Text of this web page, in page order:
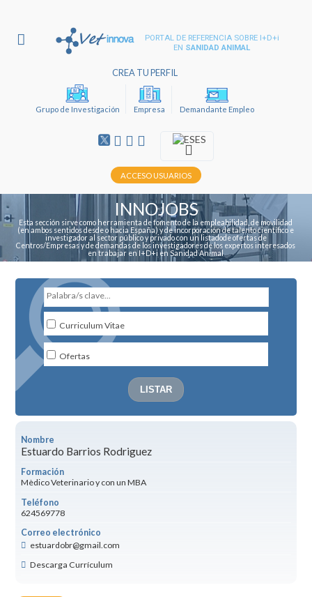
PORTAL DE REFERENCIA SOBRE I+D+i
EN SANIDAD ANIMAL
CREA TU PERFIL
Grupo de Investigación Empresa Demandante Empleo
ES
ACCESO USUARIOS
INNOJOBS
Esta sección sirve como herramienta de fomento de la empleabilidad, de movilidad
(en ambos sentidos desde o hacia España) y de incorporación de talento científico e
investigador al sector público y privado con un listadode ofertas de
Centros/Empresas y de demandas de los investigadores de los expertos interesados
en trabajar en I+D+i en Sanidad Animal
Curriculum Vitae
Ofertas
Nombre
Estuardo Barrios Rodriguez
Formación
Mèdico Veterinario y con un MBA
Teléfono
624569778
Correo electrónico
estuardobr@gmail.com
Descarga Currículum